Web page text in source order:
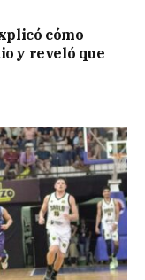
cómo
y reveló que